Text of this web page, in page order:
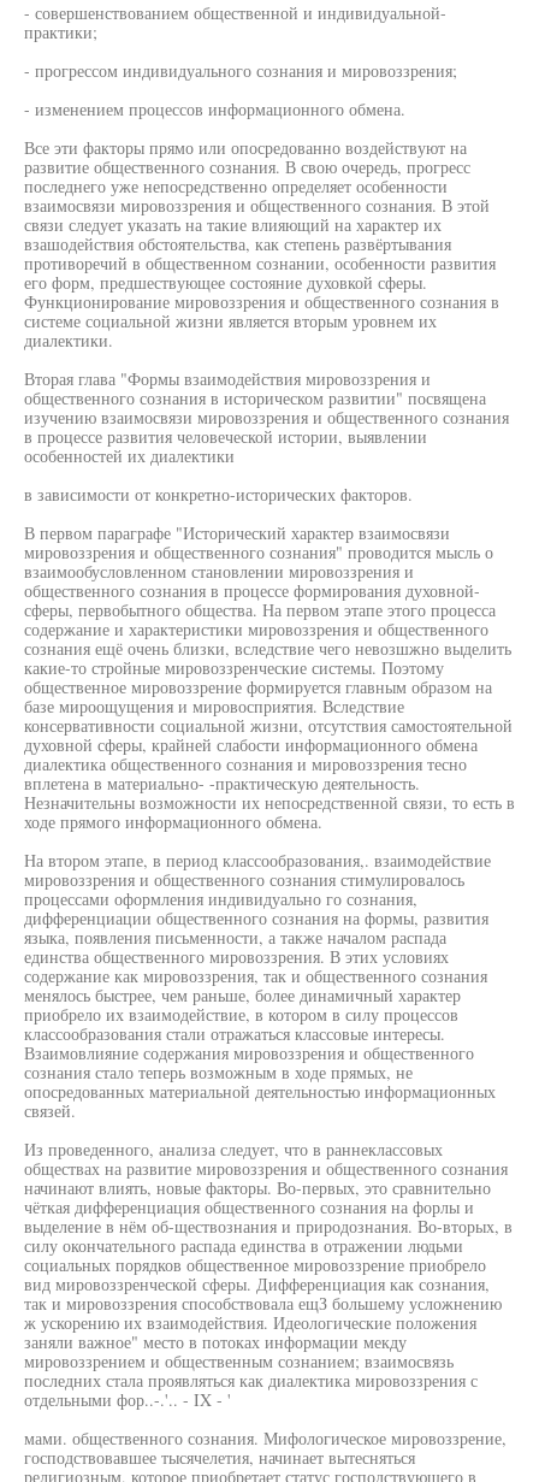
- совершенствованием общественной и индивидуальной-
практики;
- прогрессом индивидуального сознания и мировоззрения;
- изменением процессов информационного обмена.
Все эти факторы прямо или опосредованно воздействуют на
развитие общественного сознания. В свою очередь, прогресс
последнего уже непосредственно определяет особенности
взаимосвязи мировоззрения и общественного сознания. В этой
связи следует указать на такие влияющий на характер их
взашодействия обстоятельства, как степень развёртывания
противоречий в общественном сознании, особенности развития
его форм, предшествующее состояние духовкой сферы.
Функционирование мировоззрения и общественного сознания в
системе социальной жизни является вторым уровнем их
диалектики.
Вторая глава "Формы взаимодействия мировоззрения и
общественного сознания в историческом развитии" посвящена
изучению взаимосвязи мировоззрения и общественного сознания
в процессе развития человеческой истории, выявлении
особенностей их диалектики
в зависимости от конкретно-исторических факторов.
В первом параграфе "Исторический характер взаимосвязи
мировоззрения и общественного сознания" проводится мысль о
взаимообусловленном становлении мировоззрения и
общественного сознания в процессе формирования духовной-
сферы, первобытного общества. На первом этапе этого процесса
содержание и характеристики мировоззрения и общественного
сознания ещё очень близки, вследствие чего невозшжно выделить
какие-то стройные мировоззренческие системы. Поэтому
общественное мировоззрение формируется главным образом на
базе мироощущения и мировосприятия. Вследствие
консервативности социальной жизни, отсутствия самостоятельной
духовной сферы, крайней слабости информационного обмена
диалектика общественного сознания и мировоззрения тесно
вплетена в материально- -практическую деятельность.
Незначительны возможности их непосредственной связи, то есть в
ходе прямого информационного обмена.
На втором этапе, в период классообразования,. взаимодействие
мировоззрения и общественного сознания стимулировалось
процессами оформления индивидуально го сознания,
дифференциации общественного сознания на формы, развития
языка, появления письменности, а также началом распада
единства общественного мировоззрения. В этих условиях
содержание как мировоззрения, так и общественного сознания
менялось быстрее, чем раньше, более динамичный характер
приобрело их взаимодействие, в котором в силу процессов
классообразования стали отражаться классовые интересы.
Взаимовлияние содержания мировоззрения и общественного
сознания стало теперь возможным в ходе прямых, не
опосредованных материальной деятельностью информационных
связей.
Из проведенного, анализа следует, что в раннеклассовых
обществах на развитие мировоззрения и общественного сознания
начинают влиять, новые факторы. Во-первых, это сравнительно
чёткая дифференциация общественного сознания на форлы и
выделение в нём об-ществознания и природознания. Во-вторых, в
силу окончательного распада единства в отражении людьми
социальных порядков общественное мировоззрение приобрело
вид мировоззренческой сферы. Дифференциация как сознания,
так и мировоззрения способствовала ещЗ большему усложнению
ж ускорению их взаимодействия. Идеологические положения
заняли важное" место в потоках информации мекду
мировоззрением и общественным сознанием; взаимосвязь
последних стала проявляться как диалектика мировоззрения с
отдельными фор..-.'.. - IX - '
мами. общественного сознания. Мифологическое мировоззрение,
господствовавшее тысячелетия, начинает вытесняться
религиозным, которое приобретает статус господствующего в